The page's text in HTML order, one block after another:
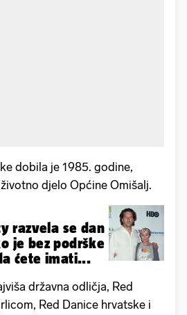
dobila je 1985. godine,
djelo Općine Omišalj.
razvela se dan
je bez podrške
ćete imati...
državna odličja, Red
Red Danice hrvatske i